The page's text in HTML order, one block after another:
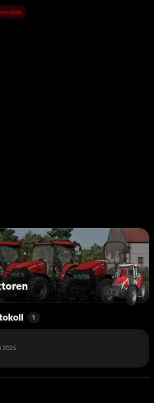
Steuerhebel - Auswahl des Laders PS
(Rechen, Gabeln für Ballen, Paletten und
1
2025